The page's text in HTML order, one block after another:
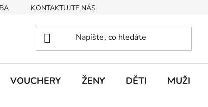
KONTAKTUJTE NÁS
VOUCHERY ŽENY DĚTI MUŽI